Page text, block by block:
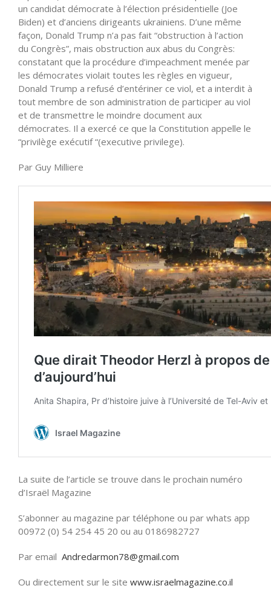
un candidat démocrate à l’élection présidentielle (Joe
Biden) et d’anciens dirigeants ukrainiens. D’une même
façon, Donald Trump n’a pas fait “obstruction à l’action
du Congrès”, mais obstruction aux abus du Congrès:
constatant que la procédure d’impeachment menée par
les démocrates violait toutes les règles en vigueur,
Donald Trump a refusé d’entériner ce viol, et a interdit à
tout membre de son administration de participer au viol
et de transmettre le moindre document aux
démocrates. Il a exercé ce que la Constitution appelle le
“privilège exécutif “(executive privilege).
Par Guy Milliere
La suite de l’article se trouve dans le prochain numéro
d’Israël Magazine
S’abonner au magazine par téléphone ou par whats app
00972 (0) 54 254 45 20 ou au 0186982727
Par email Andredarmon78@gmail.com
Ou directement sur le site www.israelmagazine.co.il